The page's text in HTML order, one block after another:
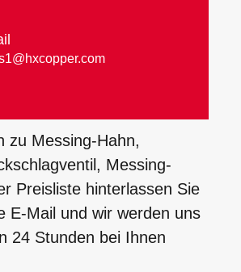
zu Messing-Hahn,
Messing-
Preisliste hinterlassen Sie
E-Mail und wir werden uns
24 Stunden bei Ihnen